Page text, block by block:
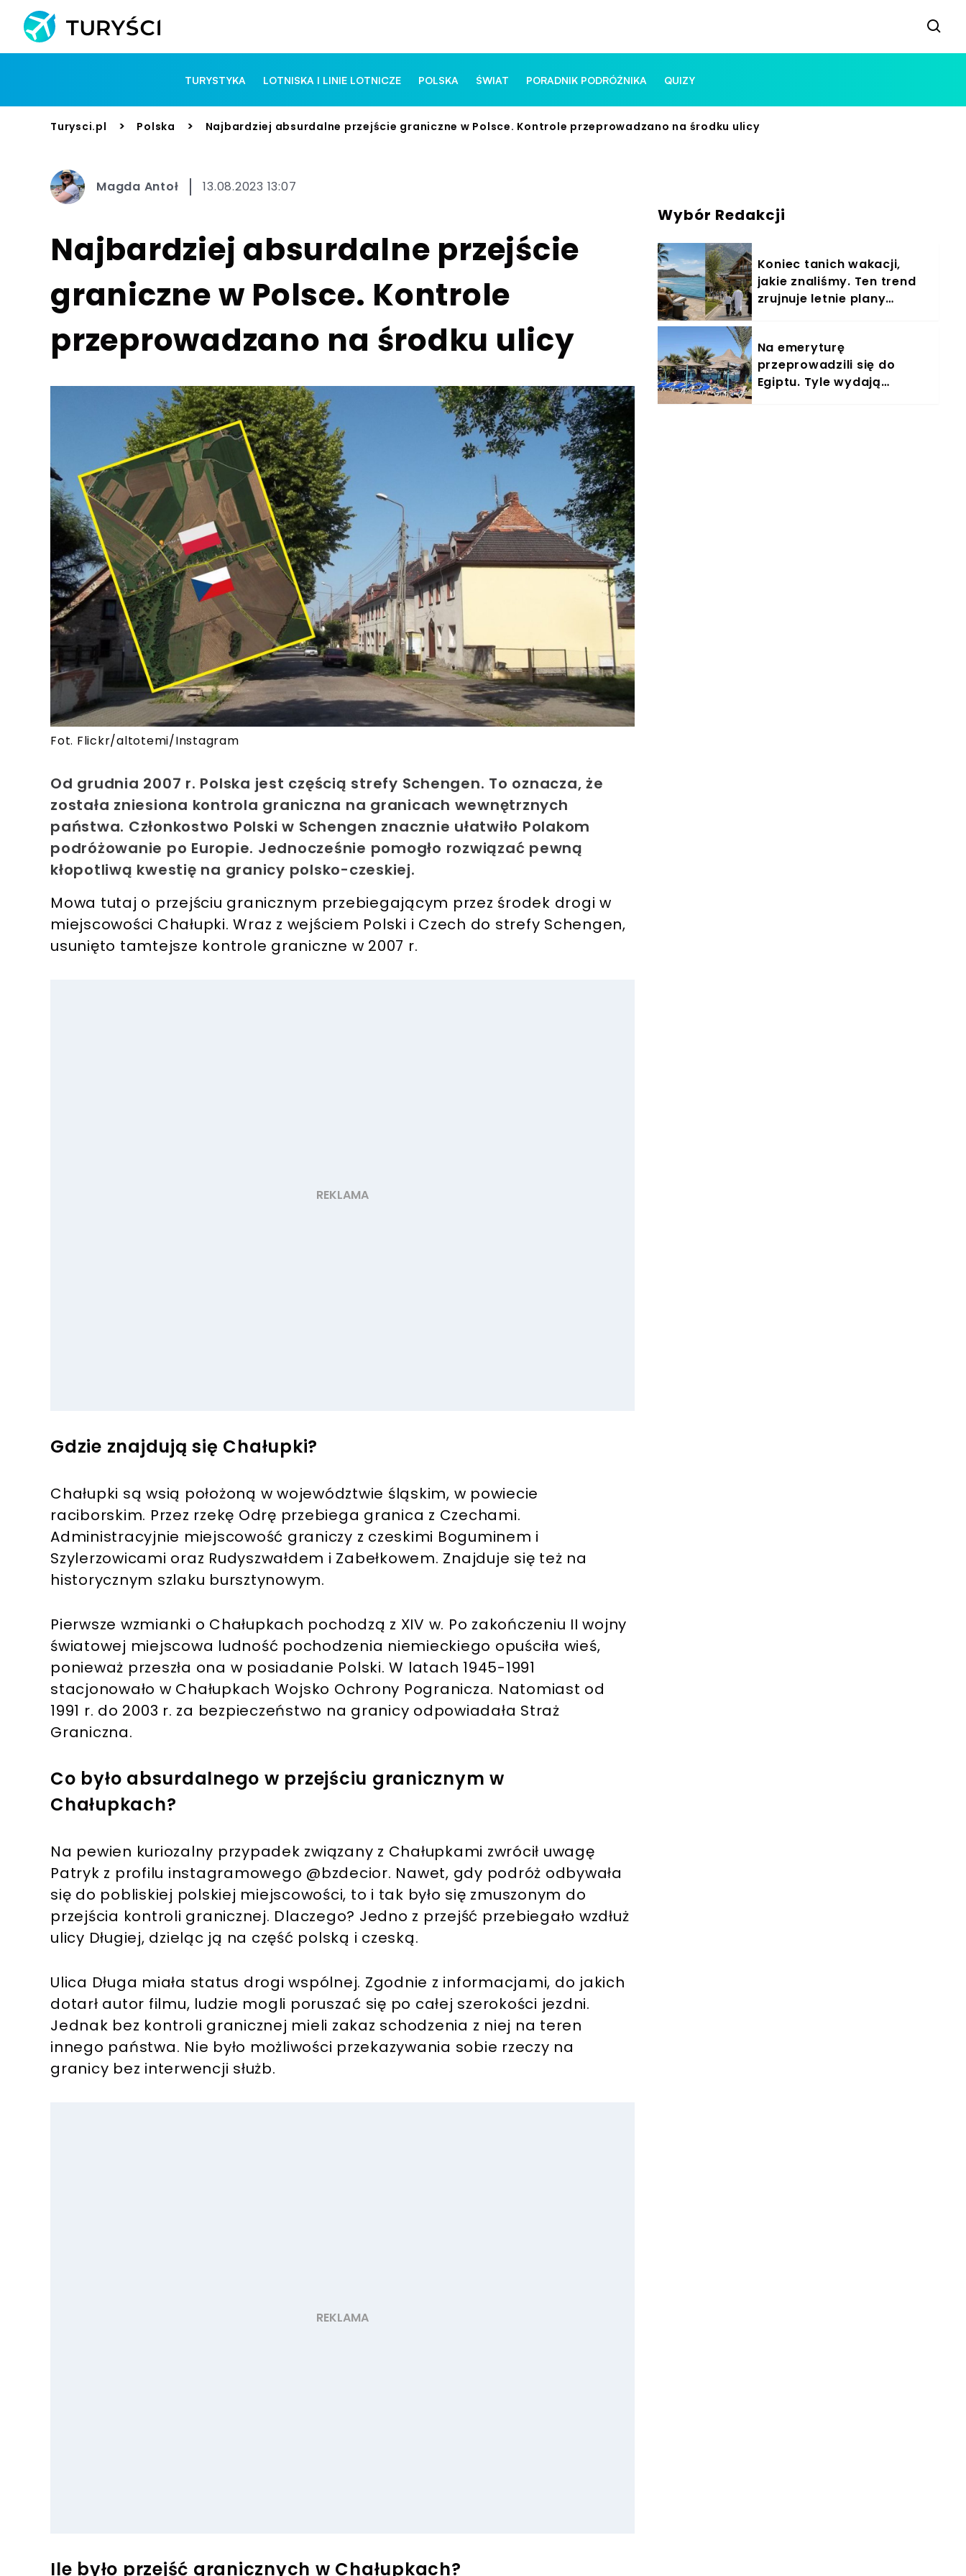
TURYSTYKA LOTNISKA I LINIE LOTNICZE POLSKA ŚWIAT PORADNIK PODRÓŻNIKA QUIZY
Turysci.pl > Polska > Najbardziej absurdalne przejście graniczne w Polsce. Kontrole przeprowadzano na środku ulicy
Magda Antoł 13.08.2023 13:07
Najbardziej absurdalne przejście
graniczne w Polsce. Kontrole
przeprowadzano na środku ulicy
Fot. Flickr/altotemi/Instagram
Od grudnia 2007 r. Polska jest częścią strefy Schengen. To oznacza, że
została zniesiona kontrola graniczna na granicach wewnętrznych
państwa. Członkostwo Polski w Schengen znacznie ułatwiło Polakom
podróżowanie po Europie. Jednocześnie pomogło rozwiązać pewną
kłopotliwą kwestię na granicy polsko-czeskiej.
Mowa tutaj o przejściu granicznym przebiegającym przez środek drogi w
miejscowości Chałupki. Wraz z wejściem Polski i Czech do strefy Schengen,
usunięto tamtejsze kontrole graniczne w 2007 r.
Gdzie znajdują się Chałupki?
Chałupki są wsią położoną w województwie śląskim, w powiecie
raciborskim. Przez rzekę Odrę przebiega granica z Czechami.
Administracyjnie miejscowość graniczy z czeskimi Boguminem i
Szylerzowicami oraz Rudyszwałdem i Zabełkowem. Znajduje się też na
historycznym szlaku bursztynowym.
Pierwsze wzmianki o Chałupkach pochodzą z XIV w. Po zakończeniu II wojny
światowej miejscowa ludność pochodzenia niemieckiego opuściła wieś,
ponieważ przeszła ona w posiadanie Polski. W latach 1945-1991
stacjonowało w Chałupkach Wojsko Ochrony Pogranicza. Natomiast od
1991 r. do 2003 r. za bezpieczeństwo na granicy odpowiadała Straż
Graniczna.
Co było absurdalnego w przejściu granicznym w
Chałupkach?
Na pewien kuriozalny przypadek związany z Chałupkami zwrócił uwagę
Patryk z profilu instagramowego @bzdecior. Nawet, gdy podróż odbywała
się do pobliskiej polskiej miejscowości, to i tak było się zmuszonym do
przejścia kontroli granicznej. Dlaczego? Jedno z przejść przebiegało wzdłuż
ulicy Długiej, dzieląc ją na część polską i czeską.
Ulica Długa miała status drogi wspólnej. Zgodnie z informacjami, do jakich
dotarł autor filmu, ludzie mogli poruszać się po całej szerokości jezdni.
Jednak bez kontroli granicznej mieli zakaz schodzenia z niej na teren
innego państwa. Nie było możliwości przekazywania sobie rzeczy na
granicy bez interwencji służb.
Ile było przejść granicznych w Chałupkach?
Wybór Redakcji
Koniec tanich wakacji,
jakie znaliśmy. Ten trend
zrujnuje letnie plany
Na emeryturę
przeprowadzili się do
Egiptu. Tyle wydają